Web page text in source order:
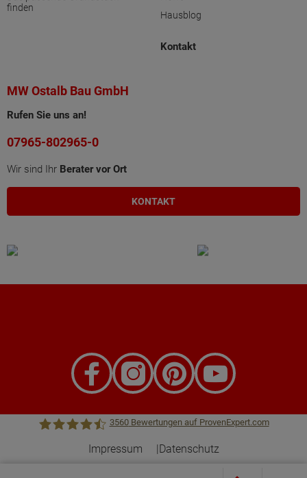
finden
Hausblog
Kontakt
MW Ostalb Bau GmbH
Rufen Sie uns an!
07965-802965-0
Wir sind Ihr Berater vor Ort
KONTAKT
3560Bewertungen auf ProvenExpert.com
Impressum Datenschutz